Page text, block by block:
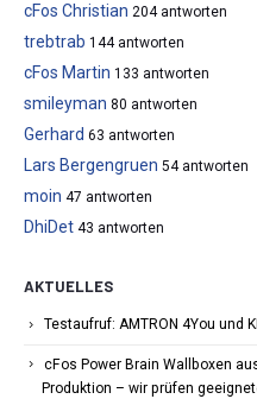
cFos Christian 204 antworten
trebtrab 144 antworten
cFos Martin 133 antworten
smileyman 80 antworten
Gerhard 63 antworten
Lars Bergengruen 54 antworten
moin 47 antworten
DhiDet 43 antworten
AKTUELLES
Testaufruf: AMTRON 4You und
cFos Power Brain Wallboxen
Produktion – wir prüfen